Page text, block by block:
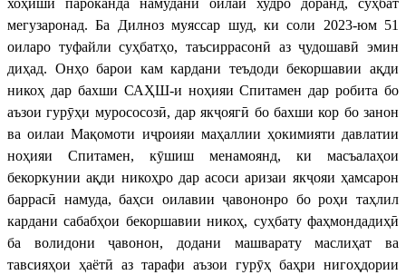
мегузаронад. Ба Дилноз муяссар шуд, ки соли 2023-юм 51
оиларо туфайли суҳбатҳо, таъсиррасонӣ аз ҷудошавӣ эмин
диҳад. Онҳо барои кам кардани теъдоди бекоршавии ақди
никоҳ дар бахши САҲШ-и ноҳияи Спитамен дар робита бо
аъзои гурӯҳи мурососозӣ, дар якҷоягӣ бо бахши кор бо занон
ва оилаи Мақомоти иҷроияи маҳаллии ҳокимияти давлатии
ноҳияи Спитамен, кӯшиш менамоянд, ки масъалаҳои
бекоркунии ақди никоҳро дар асоси аризаи якҷояи ҳамсарон
баррасӣ намуда, баҳси оилавии ҷавононро бо роҳи таҳлил
кардани сабабҳои бекоршавии никоҳ, суҳбату фаҳмондадиҳӣ
ба волидони ҷавонон, додани машварату маслиҳат ва
тавсияҳои ҳаётӣ аз тарафи аъзои гурӯҳ баҳри нигоҳдории